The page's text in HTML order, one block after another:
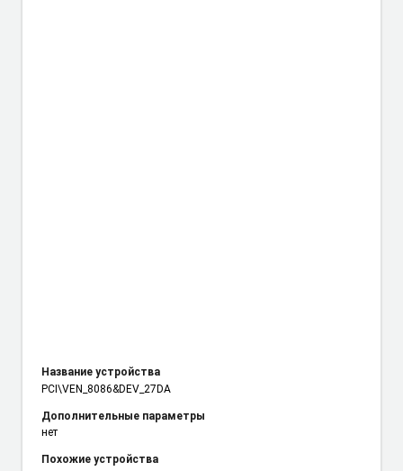
Название устройства
PCI\VEN_8086&DEV_27DA
Дополнительные параметры
нет
Похожие устройства